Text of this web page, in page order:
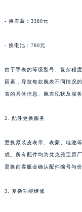
- 换表蒙：3380元
- 换电池：780元
由于手表的等级型号、复杂程
因素，导致每款腕表不同情况
表的具体信息、腕表现状及服
2. 配件更换服务
更换原装皮表带、表蒙、电池
成。所有配件均为梵克雅宝原
更换前客服会确认配件编号与
3. 复杂功能维修